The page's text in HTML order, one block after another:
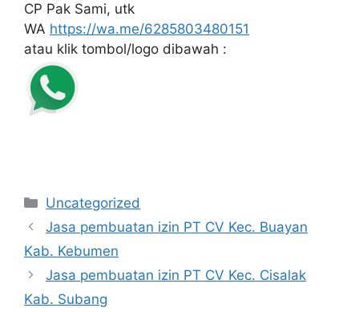
CP Pak Sami, utk
WA https://wa.me/6285803480151
atau klik tombol/logo dibawah :
Categories
Uncategorized
Jasa pembuatan izin PT CV Kec. Buayan
Kab. Kebumen
Jasa pembuatan izin PT CV Kec. Cisalak
Kab. Subang